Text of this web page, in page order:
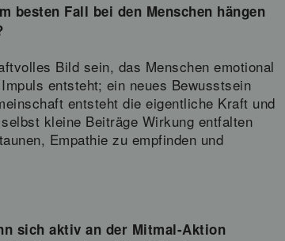
besten Fall bei den Menschen hängen
Bild sein, das Menschen emotional
entsteht; ein neues Bewusstsein
entsteht die eigentliche Kraft und
kleine Beiträge Wirkung entfalten
Empathie zu empfinden und
sich aktiv an der Mitmal-Aktion